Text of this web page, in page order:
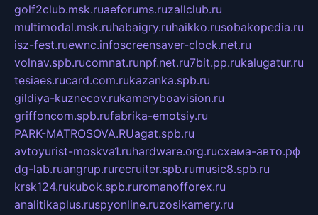
golf2club.msk.ruaeforums.ruzallclub.ru
multimodal.msk.ruhabaigry.ruhaikko.rusobakopedia.ru
isz-fest.ruewnc.infoscreensaver-clock.net.ru
volnav.spb.rucomnat.runpf.net.ru7bit.pp.rukalugatur.ru
tesiaes.rucard.com.rukazanka.spb.ru
gildiya-kuznecov.rukameryboavision.ru
griffoncom.spb.rufabrika-emotsiy.ru
PARK-MATROSOVA.RUagat.spb.ru
avtoyurist-moskva1.ruhardware.org.ruсхема-авто.рф
dg-lab.ruangrup.rurecruiter.spb.rumusic8.spb.ru
krsk124.rukubok.spb.ruromanofforex.ru
analitikaplus.ruspyonline.ruzosikamery.ru